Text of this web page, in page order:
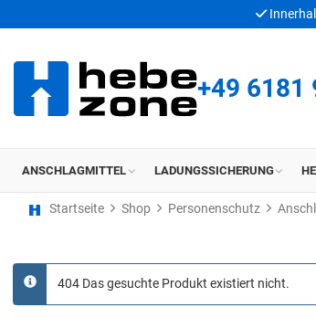
+49 6181
ANSCHLAGMITTEL LADUNGSSICHERUNG
Startseite Shop Personenschutz
info
404 Das gesuchte Produkt existiert nicht.